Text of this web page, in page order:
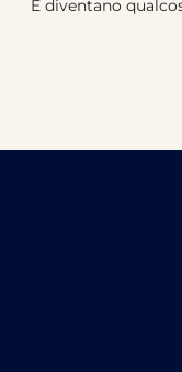
E diventano